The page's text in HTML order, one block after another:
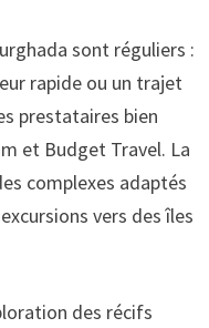
sont réguliers :
rapide ou un trajet
prestataires bien
et Budget Travel. La
complexes adaptés
vers des îles
des récifs